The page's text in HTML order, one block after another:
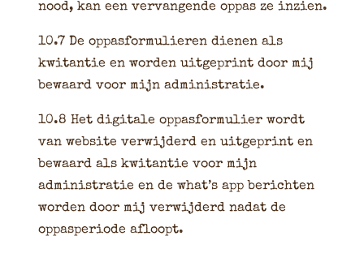
nood, kan een vervangende oppas ze inzien.
10.7 De oppasformulieren dienen als
kwitantie en worden uitgeprint door mij
bewaard voor mijn administratie.
10.8 Het digitale oppasformulier wordt
van website verwijderd en uitgeprint en
bewaard als kwitantie voor mijn
administratie en de what’s app berichten
worden door mij verwijderd nadat de
oppasperiode afloopt.